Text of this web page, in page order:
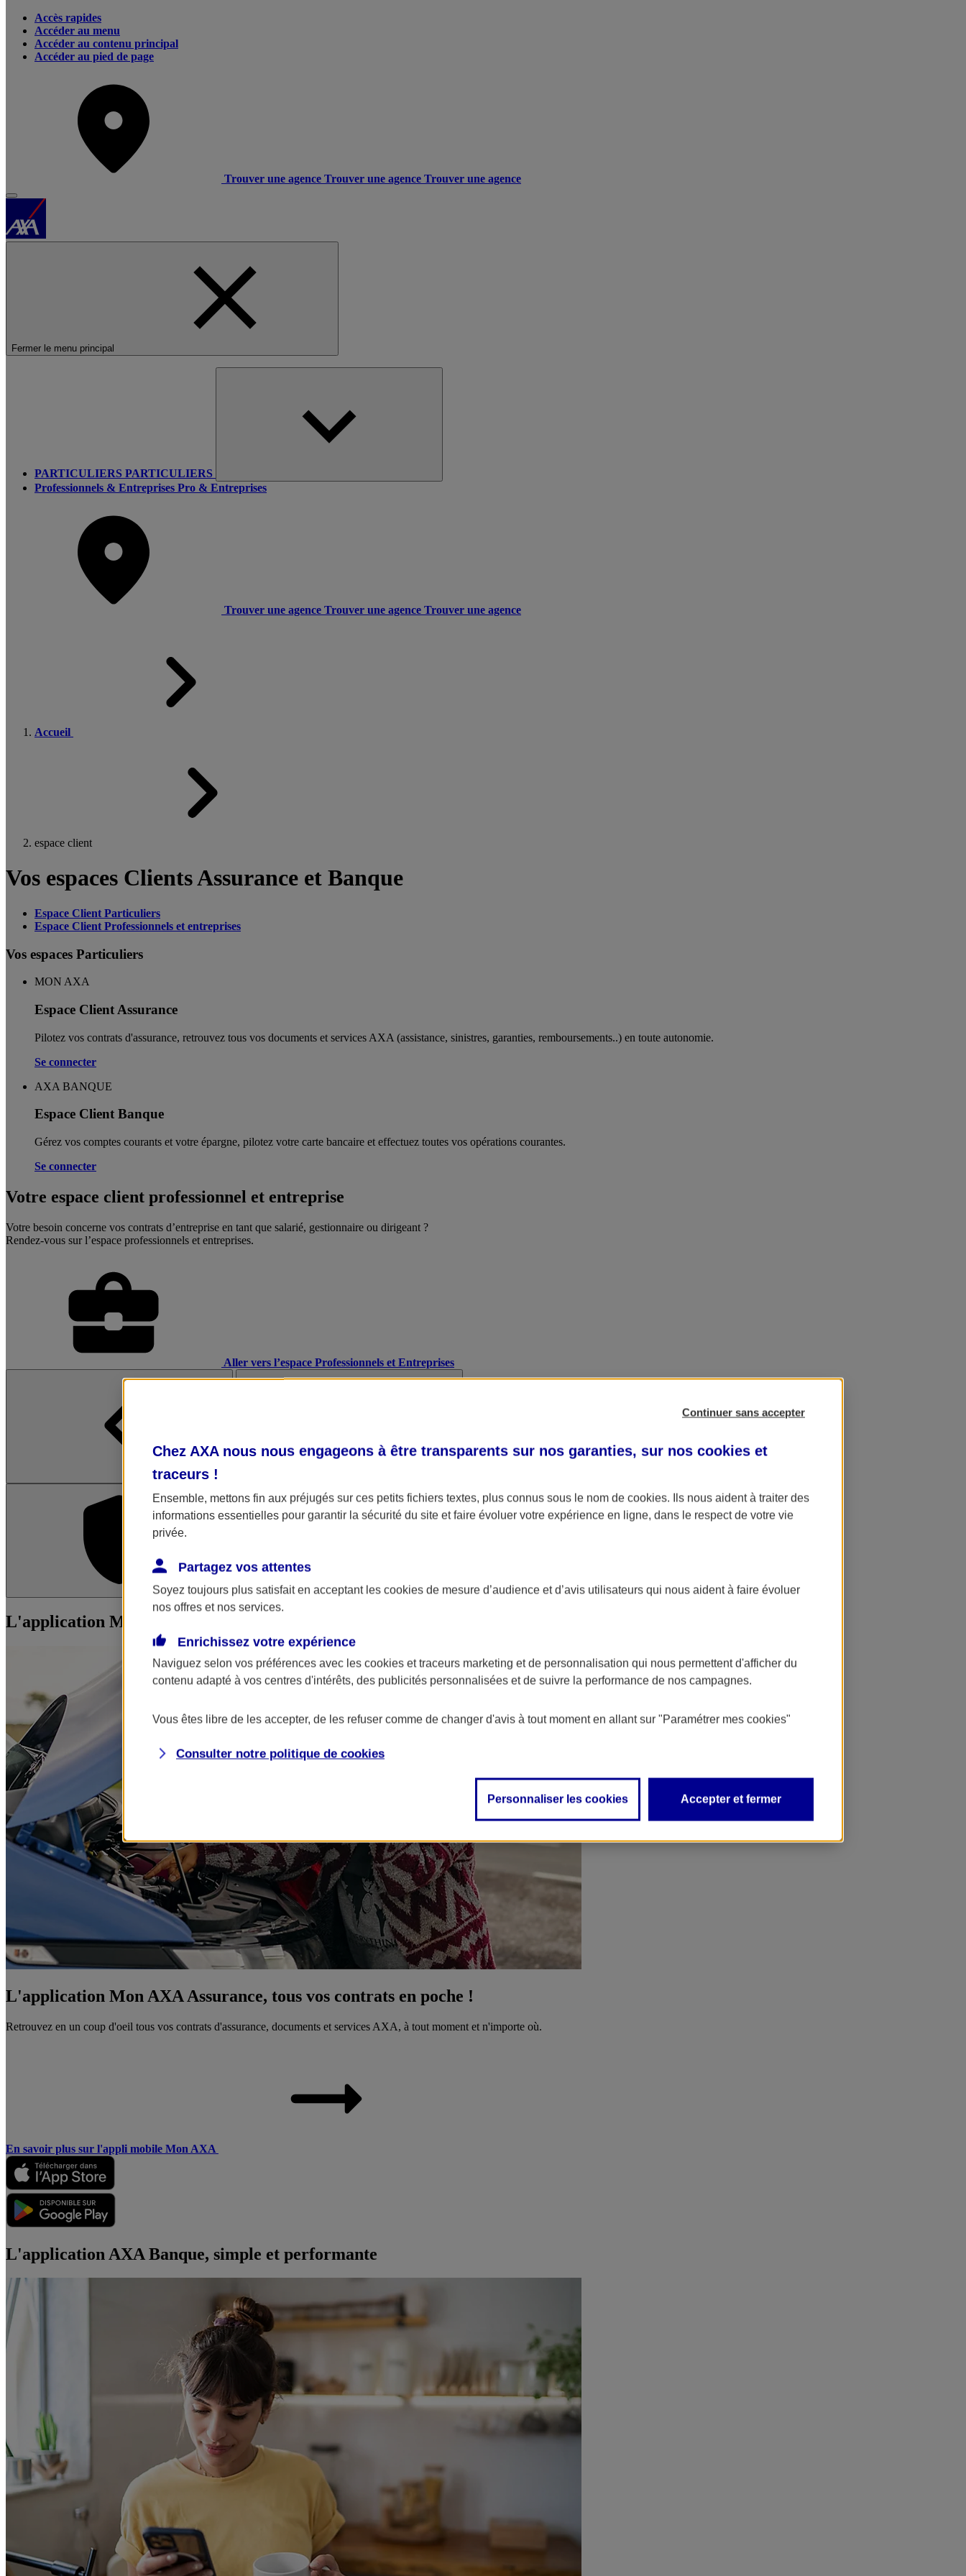
Accès rapides
Accéder au menu
Accéder au contenu principal
Accéder au pied de page
Trouver une agence Trouver une agence Trouver une agence
Fermer le menu principal
PARTICULIERS PARTICULIERS
Professionnels & Entreprises Pro & Entreprises
Trouver une agence Trouver une agence Trouver une agence
Accueil
espace client
Vos espaces Clients Assurance et Banque
Espace Client Particuliers
Espace Client Professionnels et entreprises
Vos espaces Particuliers
MON AXA
Espace Client Assurance
Pilotez vos contrats d'assurance, retrouvez tous vos documents et services AXA (assistance, sinistres, garanties, remboursements..) en toute autonomie. ​
Se connecter
AXA BANQUE
Espace Client Banque
Gérez vos comptes courants et votre épargne, pilotez votre carte bancaire et effectuez toutes vos opérations courantes.
Se connecter
Votre espace client professionnel et entreprise
Votre besoin concerne vos contrats d’entreprise en tant que salarié, gestionnaire ou dirigeant ?
Rendez-vous sur l’espace professionnels et entreprises.
Aller vers l’espace Professionnels et Entreprises
L'application Mon AXA Assurance L'application AXA Banque
L'application Mon AXA Assurance, tous vos contrats en poche !
L'application Mon AXA Assurance, tous vos contrats en poche !
Retrouvez en un coup d'oeil tous vos contrats d'assurance, documents et services AXA, à tout moment et n'importe où.
En savoir plus sur l'appli mobile Mon AXA
L'application AXA Banque, simple et performante
Continuer sans accepter
Chez AXA nous nous engageons à être transparents sur nos garanties, sur nos cookies et
traceurs !
Ensemble, mettons fin aux préjugés sur ces petits fichiers textes, plus connus sous le nom de cookies. Ils nous aident à traiter des
informations essentielles pour garantir la sécurité du site et faire évoluer votre expérience en ligne, dans le respect de votre vie
privée.
Partagez vos attentes
Soyez toujours plus satisfait en acceptant les cookies de mesure d’audience et d’avis utilisateurs qui nous aident à faire évoluer
nos offres et nos services.
Enrichissez votre expérience
Naviguez selon vos préférences avec les cookies et traceurs marketing et de personnalisation qui nous permettent d'afficher du
contenu adapté à vos centres d'intérêts, des publicités personnalisées et de suivre la performance de nos campagnes.
Vous êtes libre de les accepter, de les refuser comme de changer d'avis à tout moment en allant sur "Paramétrer mes cookies"
Consulter notre politique de cookies
Personnaliser les cookies Accepter et fermer